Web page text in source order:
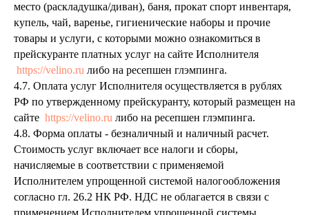
место (раскладушка/диван), баня, прокат спорт инвентаря,
купель, чай, варенье, гигиенические наборы и прочие
товары и услуги, с которыми можно ознакомиться в
прейскуранте платных услуг на сайте Исполнителя
https://velino.ru либо на ресепшен глэмпинга.
4.7. Оплата услуг Исполнителя осуществляется в рублях
РФ по утвержденному прейскуранту, который размещен на
сайте https://velino.ru либо на ресепшен глэмпинга.
4.8. Форма оплаты - безналичный и наличный расчет.
Стоимость услуг включает все налоги и сборы,
начисляемые в соответствии с применяемой
Исполнителем упрощенной системой налогообложения
согласно гл. 26.2 НК РФ. НДС не облагается в связи с
применением Исполнителем упрощенной системы